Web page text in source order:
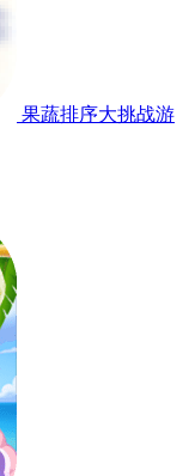
果蔬排序大挑战游